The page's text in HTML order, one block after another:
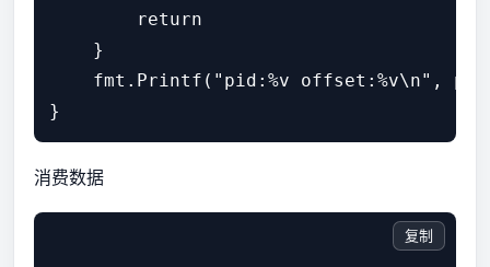
        return
    }
fmt.Printf("pid:%v offset:%v\n",
消费数据
复制